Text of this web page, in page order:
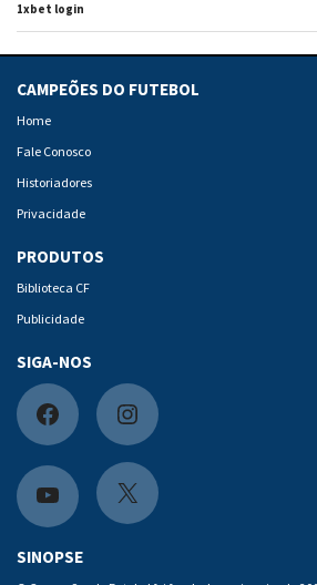
1xbet login
CAMPEÕES DO FUTEBOL
Home
Fale Conosco
Historiadores
Privacidade
PRODUTOS
Biblioteca CF
Publicidade
SIGA-NOS
F
a
c
e
I
n
s
Y
o
X
SINOPSE